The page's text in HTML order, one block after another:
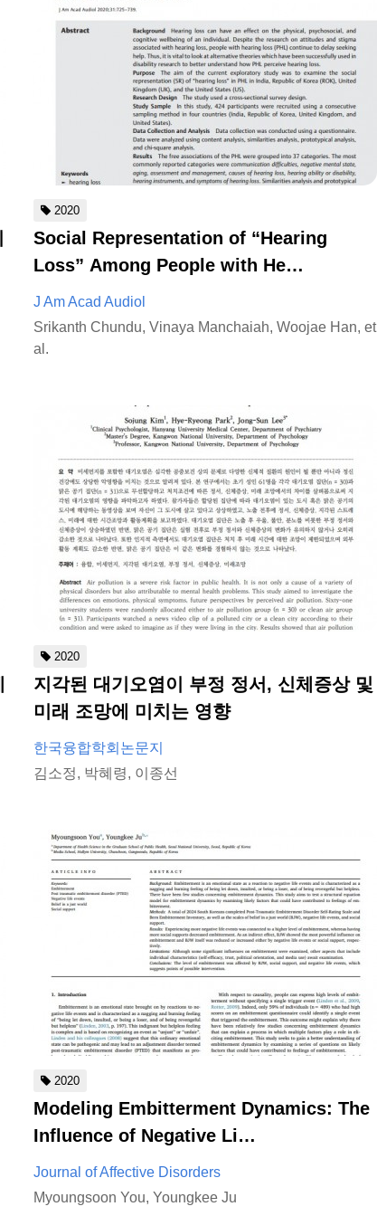
2020
Social Representation of “Hearing
Loss” Among People with He…
J Am Acad Audiol
Srikanth Chundu, Vinaya Manchaiah, Woojae Han, et
al.
2020
지각된 대기오염이 부정 정서, 신체증상 및
미래 조망에 미치는 영향
한국융합학회논문지
김소정, 박혜령, 이종선
2020
Modeling Embitterment Dynamics: The
Influence of Negative Li…
Journal of Affective Disorders
Myoungsoon You, Youngkee Ju